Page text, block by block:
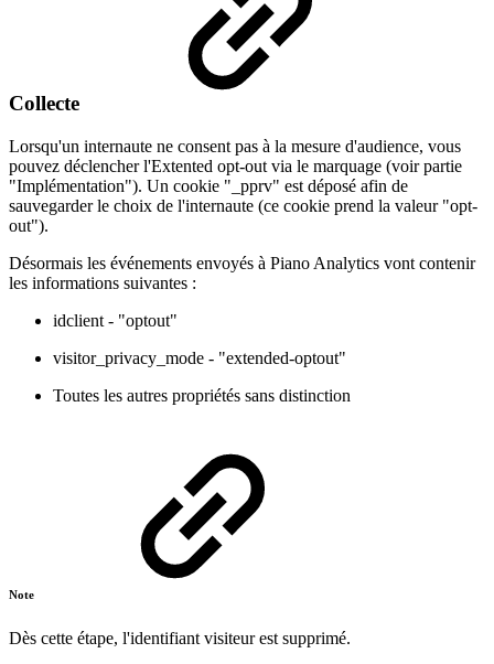
Collecte
Lorsqu'un internaute ne consent pas à la mesure d'audience, vous
pouvez déclencher l'Extented opt-out via le marquage (voir partie
"Implémentation"). Un cookie "_pprv" est déposé afin de
sauvegarder le choix de l'internaute (ce cookie prend la valeur "opt-
out").
Désormais les événements envoyés à Piano Analytics vont contenir
les informations suivantes :
idclient - "optout"
visitor_privacy_mode - "extended-optout"
Toutes les autres propriétés sans distinction
Note
Dès cette étape, l'identifiant visiteur est supprimé.